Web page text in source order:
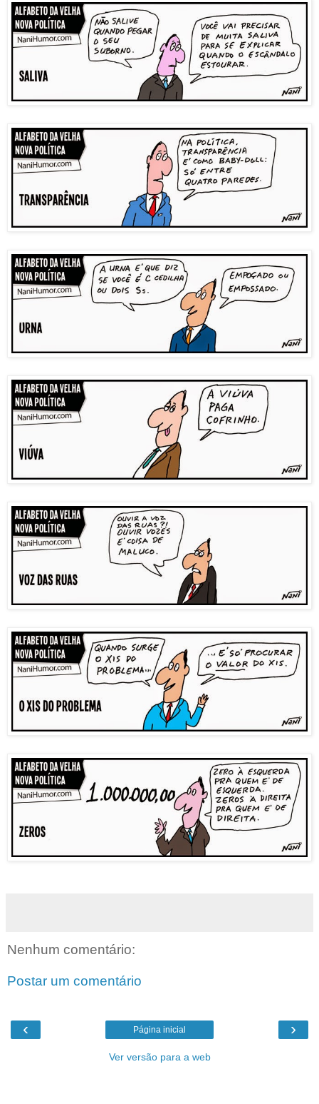
Nenhum comentário:
Postar um comentário
‹ ›
Página inicial
Ver versão para a web